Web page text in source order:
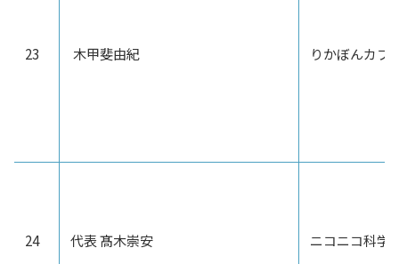
23 木甲斐由紀 りかぼんカフ
24 代表 髙木崇安 ニコニコ科学